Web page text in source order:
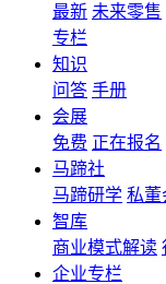
最新 未来零售
专栏
知识
问答 手册
会展
免费 正在报名
马蹄社
马蹄研学 私董
智库
商业模式解读
企业专栏